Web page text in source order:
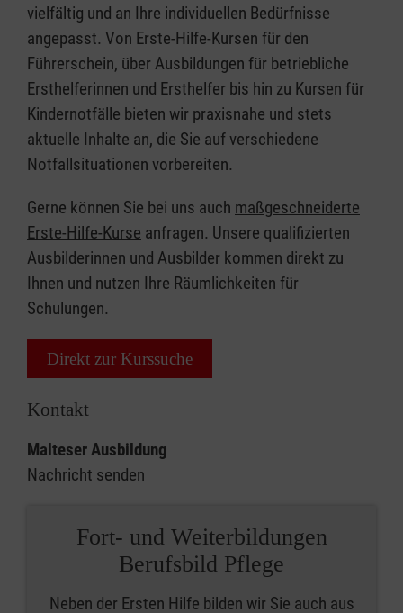
vielfältig und an Ihre individuellen Bedürfnisse
angepasst. Von Erste-Hilfe-Kursen für den
Führerschein, über Ausbildungen für betriebliche
Ersthelferinnen und Ersthelfer bis hin zu Kursen für
Kindernotfälle bieten wir praxisnahe und stets
aktuelle Inhalte an, die Sie auf verschiedene
Notfallsituationen vorbereiten.
Gerne können Sie bei uns auch maßgeschneiderte
Erste-Hilfe-Kurse anfragen. Unsere qualifizierten
Ausbilderinnen und Ausbilder kommen direkt zu
Ihnen und nutzen Ihre Räumlichkeiten für
Schulungen.
Direkt zur Kurssuche
Kontakt
Malteser Ausbildung
Nachricht senden
Fort- und Weiterbildungen
Berufsbild Pflege
Neben der Ersten Hilfe bilden wir Sie auch aus